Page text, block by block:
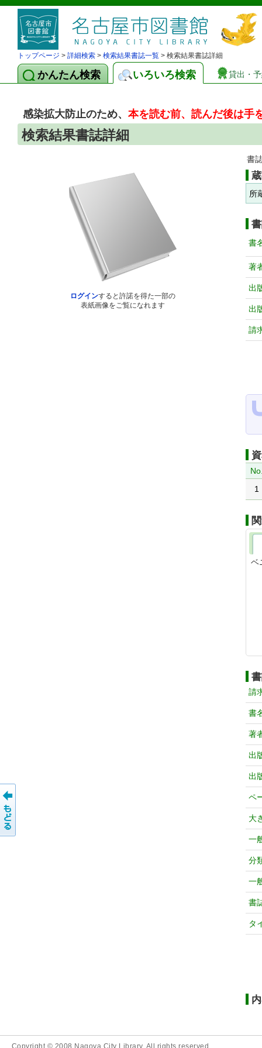
トップページ > 詳細検索 > 検索結果書誌一覧 > 検索結果書誌詳細
かんたん検索 いろいろ検索 貸出・
感染拡大防止のため、本を読む前、読んだ後は手
検索結果書誌詳細
ログインすると許諾を得た一部の
表紙画像をご覧になれます
書
所
書
著
出
出
請
1
ベ
請
書
著
出
出
ペ
大
一
分
一
書
タ
Copyright © 2008 Nagoya City Library. All rights reserved.